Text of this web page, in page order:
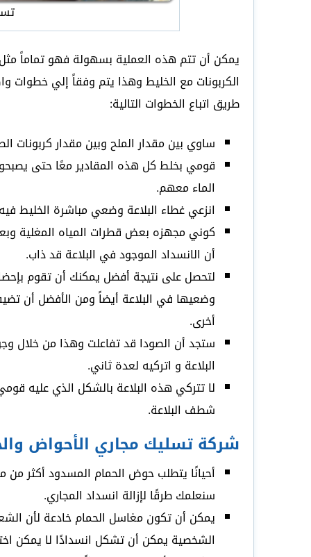
يمكن أن تتم هذه العملية بسهولة فهو تماماً
الكربونات مع الخليط وهذا يتم وفقاً إلي
طريق اتباع الخطوات التالية:
ساوي بين مقدار الملح وبين مقدار كربونات
قومي بخلط كل هذه المقادير معًا حتى
الماء معهم.
انزعي غطاء البلاعة وضعي مباشرة الخليط
كوني مجهزه بعض قطرات المياه المغلية
أن الانسداد الموجود في البلاعة قد ذاب.
لتحصل على نتيجة أفضل يمكنك أن تقوم
وضعيها في البلاعة أيضاً ومن الأفضل أن
أخرى.
ستجد أن الصودا قد تفاعلت وهذا من خلال
البلاعة و اتركيه لعدة ثاني.
لا تتركي هذه البلاعة بالشكل الذي عليه
شطف البلاعة.
شركة تسليك مجاري الأحواض
أحيانًا يتطلب حوض الحمام المسدود أكثر
سنعلمك طرقًا لإزالة انسداد المجاري.
يمكن أن تكون مغاسل الحمام خادعة لأن
الشخصية يمكن أن تشكل انسدادًا لا يمكن